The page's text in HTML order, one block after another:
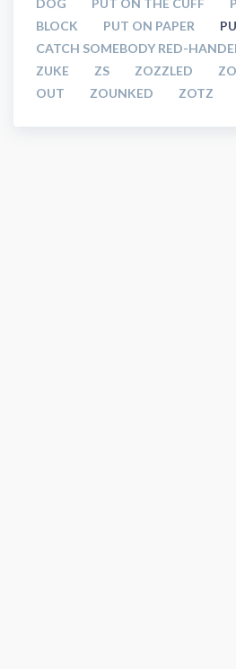
DOG
PUT ON THE CUFF
BLOCK
PUT ON PAPER
CATCH SOMEBODY RED-
ZUKE
ZS ZOZZLED
OUT
ZOUNKED ZOTZ